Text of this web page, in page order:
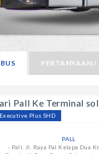
PERTANYAAN /
Pall Ke Terminal
Plus SHD
PALL
- Pall, Jl. Raya Pal Kelapa Dua